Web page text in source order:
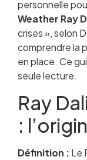
Variations
français
All
60/40
Mise en
personnelle
Weather Ray
crises », selon
comprendre la
en place. Ce
seule lecture.
Ray
:
Définition : Le